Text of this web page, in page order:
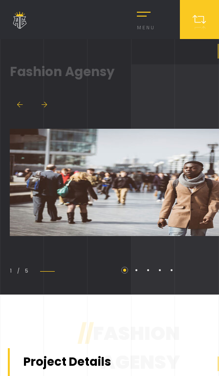
MENU
Fashion Agensy
1 / 5
//FASHION
AGENSY
Project Details